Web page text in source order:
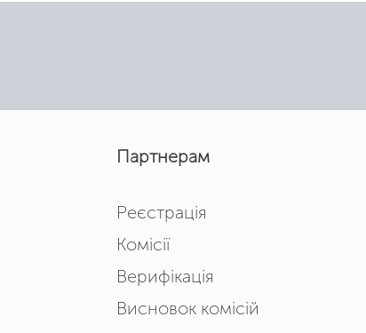
Партнерам
Реєстрація
Комісії
Верифікація
Висновок комісій